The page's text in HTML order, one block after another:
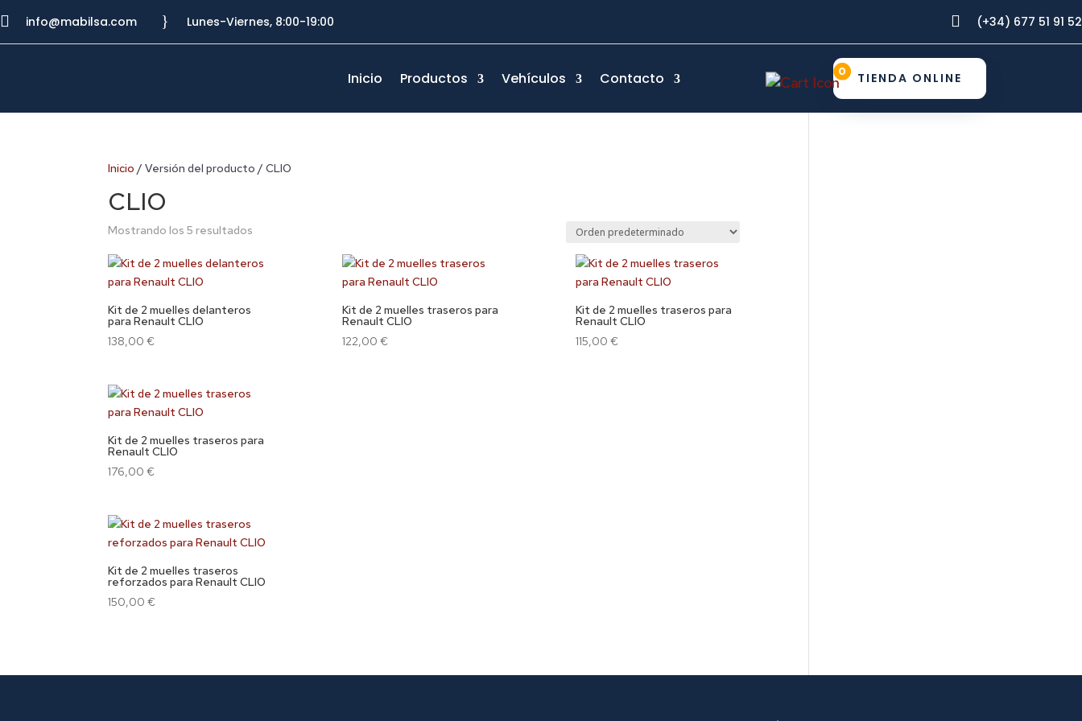
 info@mabilsa.com } Lunes-Viernes, 8:00-19:00  (+34) 677 51 91 52
Inicio Productos Vehículos Contacto TIENDA ONLINE
0
Inicio / Versión del producto / CLIO
CLIO
Mostrando los 5 resultados
Kit de 2 muelles delanteros
para Renault CLIO
138,00€
Kit de 2 muelles traseros para
Renault CLIO
122,00 €
Kit de 2 muelles traseros para
Renault CLIO
115,00 €
Kit de 2 muelles traseros para
Renault CLIO
176,00€
Kit de 2 muelles traseros
reforzados para Renault CLIO
150,00€